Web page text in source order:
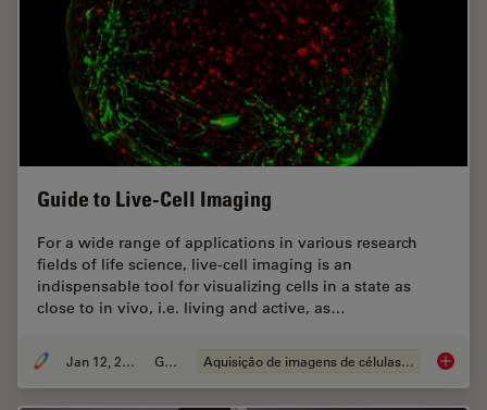
Guide to Live-Cell Imaging
For a wide range of applications in various research
fields of life science, live-cell imaging is an
indispensable tool for visualizing cells in a state as
close to in vivo, i.e. living and active, as…
Jan 12, 2026 Guia Aquisição de imagens de células vivas Guide